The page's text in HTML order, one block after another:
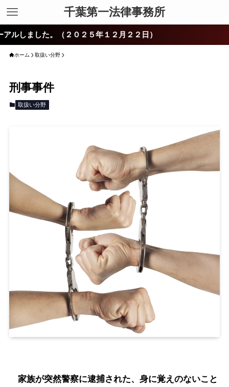
千葉第一法律事務所
ました。（２０２５年１２月２２日）
ホーム 取扱い分野
刑事事件
取扱い分野
家族が突然警察に逮捕された、身に覚えのないこと